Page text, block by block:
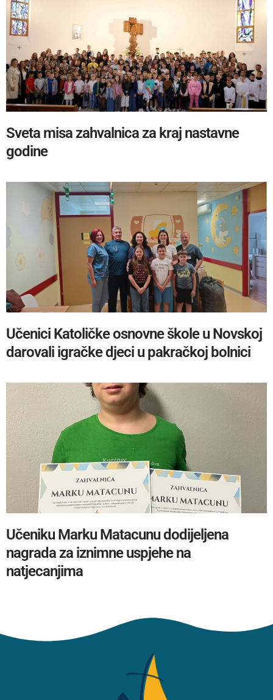
Sveta misa zahvalnica za kraj nastavne
godine
Učenici Katoličke osnovne škole u Novskoj
darovali igračke djeci u pakračkoj bolnici
Učeniku Marku Matacunu dodijeljena
nagrada za iznimne uspjehe na
natjecanjima